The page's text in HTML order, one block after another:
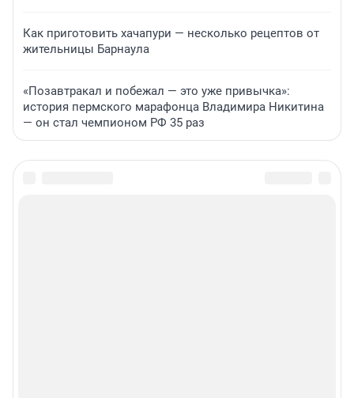
Как приготовить хачапури — несколько рецептов от
жительницы Барнаула
«Позавтракал и побежал — это уже привычка»:
история пермского марафонца Владимира Никитина
— он стал чемпионом РФ 35 раз